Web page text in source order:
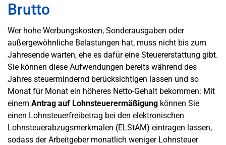
Brutto
Wer hohe Werbungskosten, Sonderausgaben oder
außergewöhnliche Belastungen hat, muss nicht bis zum
Jahresende warten, ehe es dafür eine Steuererstattung gibt.
Sie können diese Aufwendungen bereits während des
Jahres steuermindernd berücksichtigen lassen und so
Monat für Monat ein höheres Netto-Gehalt bekommen: Mit
einem Antrag auf Lohnsteuerermäßigung können Sie
einen Lohnsteuerfreibetrag bei den elektronischen
Lohnsteuerabzugsmerkmalen (ELStAM) eintragen lassen,
sodass der Arbeitgeber monatlich weniger Lohnsteuer